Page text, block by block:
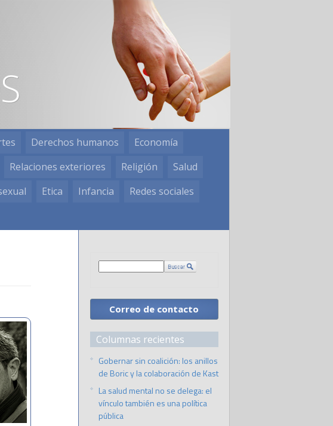
Derechos humanos
Economía
Relaciones exteriores Religión
Salud
Etica Infancia
Redes sociales
Correo de contacto
Columnas recientes
Gobernar sin coalición: los anillos
de Boric y la colaboración de Kast
La salud mental no se delega: el
vínculo también es una política
pública